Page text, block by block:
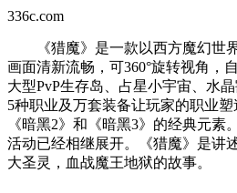
336c.com
《猎魔》是一款以西方魔幻世界
画面清新流畅，可360°旋转视角，
大型PvP生存岛、占星小宇宙、水
5种职业及万套装备让玩家的职业
《暗黑2》和《暗黑3》的经典元素
活动已经相继展开。《猎魔》是讲
大圣灵，血战魔王地狱的故事。